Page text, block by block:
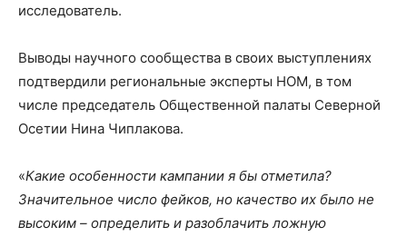
исследователь.
Выводы научного сообщества в своих выступлениях
подтвердили региональные эксперты НОМ, в том
числе председатель Общественной палаты Северной
Осетии Нина Чиплакова.
«Какие особенности кампании я бы отметила?
Значительное число фейков, но качество их было не
высоким – определить и разоблачить ложную